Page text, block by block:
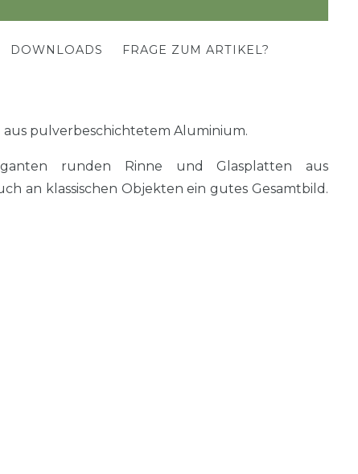
DOWNLOADS FRAGE ZUM ARTIKEL?
pulverbeschichtetem Aluminium.
runden Rinne und Glasplatten aus
an klassischen Objekten ein gutes Gesamtbild.